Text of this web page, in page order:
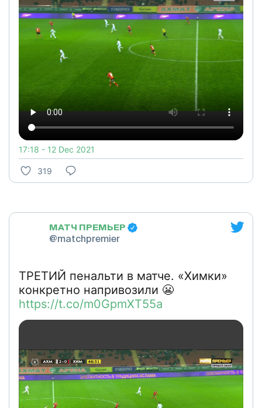
17:18 - 12 Dec 2021
319
МАТЧ ПРЕМЬЕР
@matchpremier
ТРЕТИЙ пенальти в матче. «Химки»
конкретно напривозили 😬
https://t.co/m0GpmXT55a